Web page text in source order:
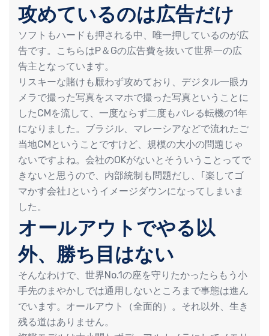
攻めているのは広告だけ
ソフトもハードも押される中、唯一押しているのが広
告です。こちらはP＆Gの広告費を抜いて世界一の広
告主となっています。
リスキーな賭けも厭わず攻めており、デジタル一眼カ
メラで撮った写真をスマホで撮った写真ということに
したCMを流して、一度ならず二度もバレる転機の1年
になりました。ブラジル、マレーシアなどで流れたご
当地CMということですけど、規模の大小の問題じゃ
ないですよね。会社のOKがないとそういうことってで
きないと思うので、内部統制も問題だし、｢楽してゴ
マかす会社｣というイメージダウンになってしまいま
した。
オールアウトでやる以
外、勝ち目はない
そんなわけで、世界No.1の座を守りたかったらもう小
手先のまやかしでは通用しないところまで事態は進ん
でいます。オールアウト（全面的）。それ以外、生き
残る道はありません。